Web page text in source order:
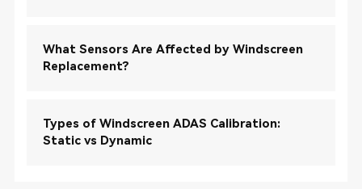
What Sensors Are Affected by Windscreen
Replacement?
Types of Windscreen ADAS Calibration:
Static vs Dynamic